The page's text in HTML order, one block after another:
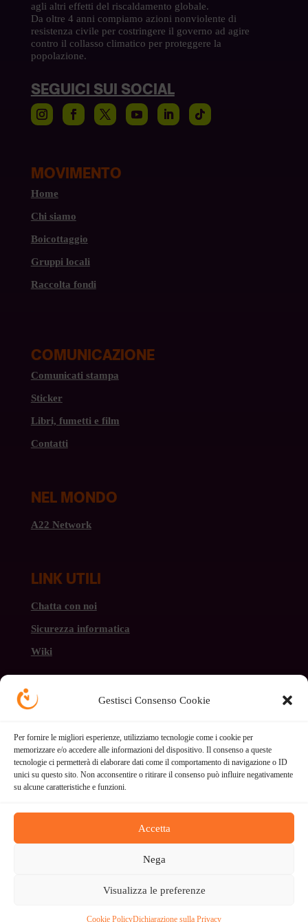
Gestisci Consenso Cookie
Per fornire le migliori esperienze, utilizziamo tecnologie come i cookie per
memorizzare e/o accedere alle informazioni del dispositivo. Il consenso a queste
tecnologie ci permetterà di elaborare dati come il comportamento di navigazione o ID
unici su questo sito. Non acconsentire o ritirare il consenso può influire negativamente
su alcune caratteristiche e funzioni.
Accetta
Nega
Visualizza le preferenze
Cookie PolicyDichiarazione sulla Privacy
agli altri effetti del riscaldamento globale.
Da oltre 4 anni compiamo azioni nonviolente di
resistenza civile per costringere il governo ad agire
contro il collasso climatico per proteggere la
popolazione.
SEGUICI SUI SOCIAL
MOVIMENTO
Home
Chi siamo
Boicottaggio
Gruppi locali
Raccolta fondi
COMUNICAZIONE
Comunicati stampa
Sticker
Libri, fumetti e film
Contatti
NEL MONDO
A22 Network
LINK UTILI
Chatta con noi
Sicurezza informatica
Wiki
Trasparenza economica
Cookie policy
Sito web alimentato con energia rinnovabile da